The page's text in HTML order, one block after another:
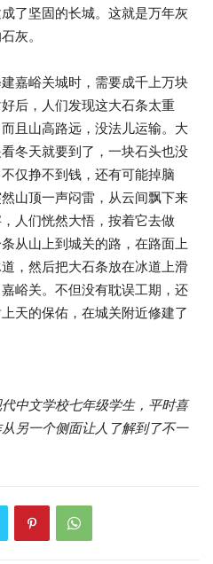
了坚固的长城。这就是万年灰
灰。
嘉峪关城时，需要成千上万块
后，人们发现这大石条太重
且山高路远，没法儿运输。大
冬天就要到了，一块石头也没
仅挣不到钱，还有可能掉脑
山顶一声闷雷，从云间飘下来
人们恍然大悟，按着它去做
从山上到城关的路，在路面上
，然后把大石条放在冰道上滑
峪关。不但没有耽误工期，还
天的保佑，在城关附近修建了
中文学校七年级学生，平时喜
另一个侧面让人了解到了不一